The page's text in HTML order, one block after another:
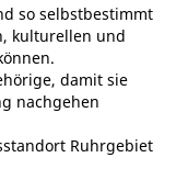
so selbstbestimmt
kulturellen und
damit sie
nachgehen
Ruhrgebiet